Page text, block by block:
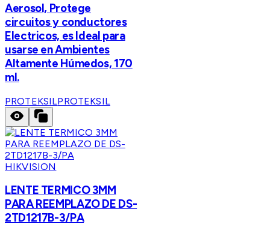
Aerosol, Protege
circuitos y conductores
Electricos, es Ideal para
usarse en Ambientes
Altamente Húmedos, 170
ml.
PROTEKSILPROTEKSIL
HIKVISION
LENTE TERMICO 3MM
PARA REEMPLAZO DE DS-
2TD1217B-3/PA